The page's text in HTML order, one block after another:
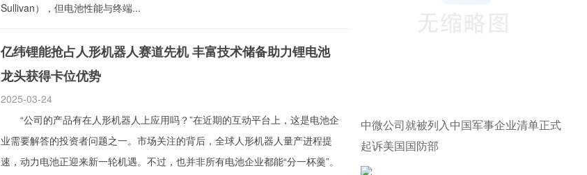
Sullivan），但电池性能与终端...
亿纬锂能抢占人形机器人赛道先机 丰富技术储备助力锂电池
龙头获得卡位优势
2025-03-24
“公司的产品有在人形机器人上应用吗？”在近期的互动平台上，这是电池企
业需要解答的投资者问题之一。市场关注的背后，全球人形机器人量产进程提
速，动力电池正迎来新一轮机遇。不过，也并非所有电池企业都能“分一杯羹”。
中微公司就被列入中国军事企业清单正式
起诉美国国防部